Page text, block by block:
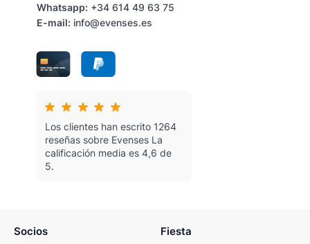
Whatsapp: +34 614 49 63 75
E-mail: info@evenses.es
Los clientes han escrito 1264
reseñas sobre Evenses La
calificación media es 4,6 de
5.
Socios Fiesta